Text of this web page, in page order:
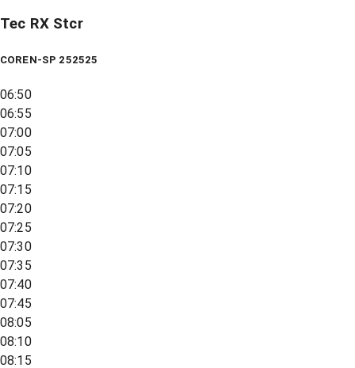
Tec RX Stcr
COREN-SP 252525
06:50
06:55
07:00
07:05
07:10
07:15
07:20
07:25
07:30
07:35
07:40
07:45
08:05
08:10
08:15